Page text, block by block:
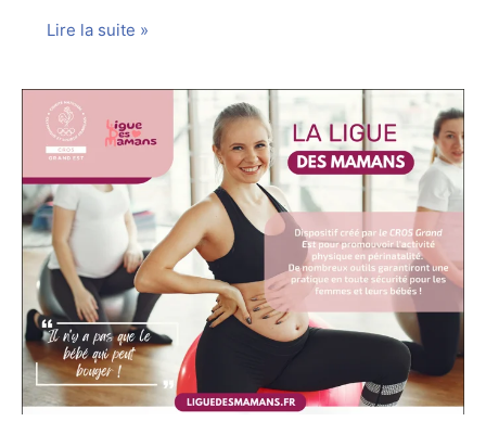
Le
2026
:
70
€
pour
bouger,
s’épanouir
et
créer
du
lien
!
Lire la suite »